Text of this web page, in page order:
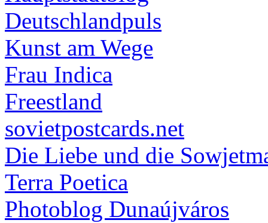
Deutschlandpuls
Kunst am Wege
Frau Indica
Freestland
sovietpostcards.net
Die Liebe und die
Terra Poetica
Photoblog Dunaújváros